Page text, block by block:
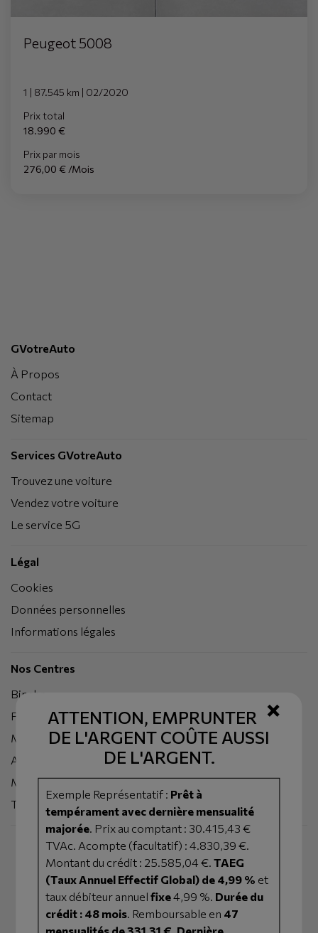
Peugeot 5008
1 | 87.545 km | 02/2020
Prix total
18.990 €
Prix par mois
276,00 € /Mois
×
ATTENTION, EMPRUNTER
DE L'ARGENT COÛTE AUSSI
DE L'ARGENT.
Exemple Représentatif : Prêt à
tempérament avec dernière mensualité
majorée . Prix au comptant : 30.415,43 €
TVAc. Acompte (facultatif) : 4.830,39 €.
Montant du crédit : 25.585,04 €.TAEG
(Taux Annuel Effectif Global) de 4,99 % et
taux débiteur annuelfixe4,99 %. Durée du
crédit : 48 mois . Remboursable en 47
mensualités de 331,31 € Dernière
GVotreAuto
À Propos
Contact
Sitemap
Services GVotreAuto
Trouvez une voiture
Vendez votre voiture
Le service 5G
Légal
Cookies
Données personnelles
Informations légales
Nos Centres
Binche
Peruwelz
Mons
Ath
Mouscron
Tournai